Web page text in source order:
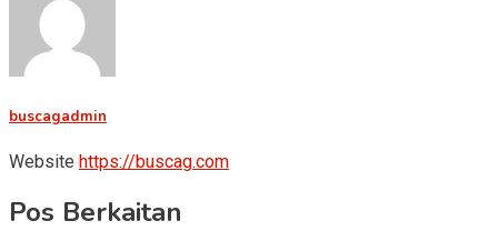
buscagadmin
Website https://buscag.com
Pos Berkaitan